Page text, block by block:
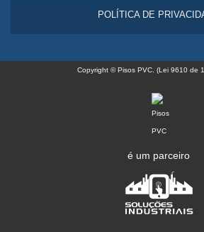
POLÍTICA DE
Copyright © Pisos PVC. (Lei 9610 de
é um parceiro